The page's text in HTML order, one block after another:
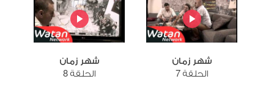
شهر زمان
الحلقة 7
شهر زمان
الحلقة 8